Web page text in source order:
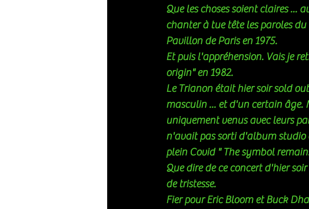
Que les choses soient claires ...
chanter à tue tête les paroles
Pavillon de Paris en 1975.
Et puis l'appréhension. Vais je
origin" en 1982.
Le Trianon était hier soir sold
masculin ... et d'un certain âge.
uniquement venus avec leurs
n'avait pas sorti d'album studio
plein Covid " The symbol
Que dire de ce concert d'hier
de tristesse.
Fier pour Eric Bloom et Buck